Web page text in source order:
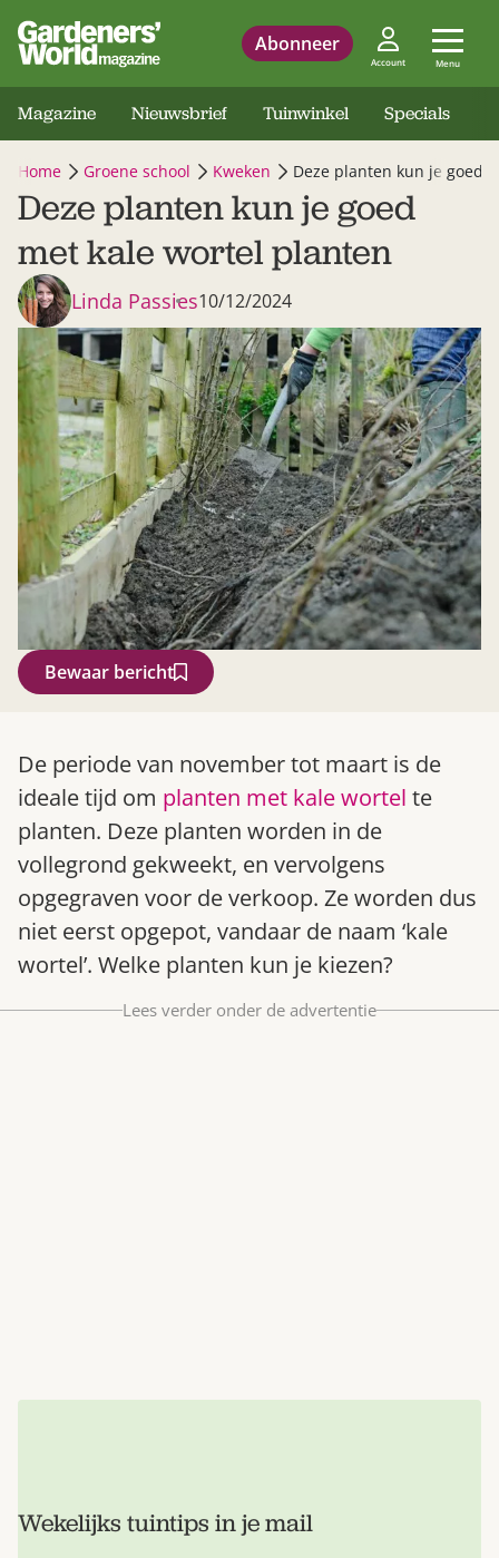
Abonneer
Account Menu
Gardeners’ World 08/2026
Bestel nu
Magazine Nieuwsbrief Tuinwinkel Specials
Home Groene school Kweken Deze planten kun je goed
Deze planten kun je goed
met kale wortel planten
Linda Passies10/12/2024
Bewaar bericht
De periode van november tot maart is de
ideale tijd om planten met kale wortel te
planten. Deze planten worden in de
vollegrond gekweekt, en vervolgens
opgegraven voor de verkoop. Ze worden dus
niet eerst opgepot, vandaar de naam ‘kale
wortel’. Welke planten kun je kiezen?
Lees verder onder de advertentie
Wekelijks tuintips in je mail